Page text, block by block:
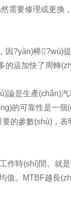
需要修理或更換
?yàn)榉?wù)提
這加快了周轉
論是生產
的可靠性是一
重要的參數(shù)
(shí)間。就
值。MTBF越長